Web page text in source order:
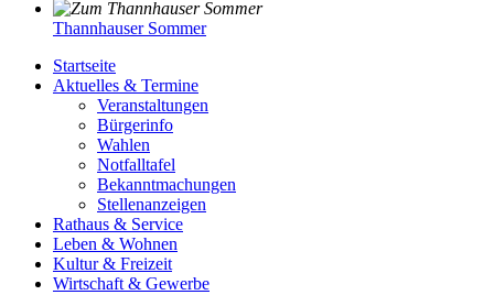
Thannhauser Sommer
Startseite
Aktuelles & Termine
Veranstaltungen
Bürgerinfo
Wahlen
Notfalltafel
Bekanntmachungen
Stellenanzeigen
Rathaus & Service
Leben & Wohnen
Kultur & Freizeit
Wirtschaft & Gewerbe